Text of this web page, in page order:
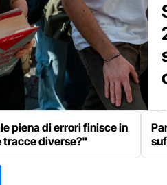
piena di errori finisce in
tracce diverse?"